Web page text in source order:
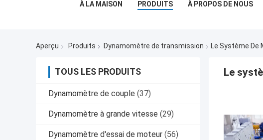
À LA MAISON PRODUITS À PROPOS DE NOUS
Aperçu Produits Dynamomètre de transmission Le Système De
TOUS LES PRODUITS
Dynamomètre de couple (37)
Dynamomètre à grande vitesse (29)
Dynamomètre d'essai de moteur (56)
Le